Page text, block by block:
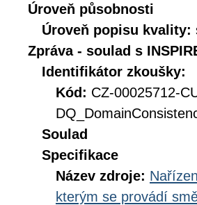
Úroveň působnosti
Úroveň popisu kvality:
Zpráva - soulad s
Identifikátor zkoušky:
Kód: CZ-00025712-
Soulad
Specifikace
Název zdroje:
kterým se provádí